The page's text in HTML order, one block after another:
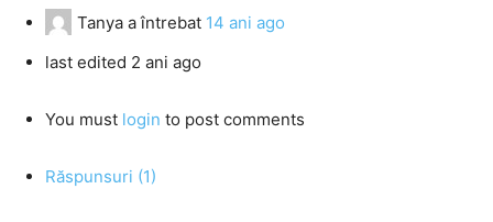
Tanya a întrebat 14 ani ago
last edited 2 ani ago
You must login to post comments
Răspunsuri (1)